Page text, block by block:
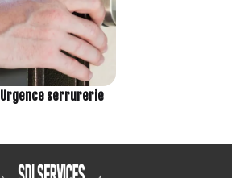
Urgence serrurerie